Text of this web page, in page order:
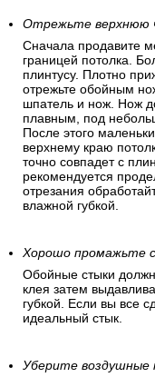
Отрежьте верхнюю
Сначала продавите
границей потолка.
плинтусу. Плотно
отрежьте обойным
шпатель и нож. Нож
плавным, под
После этого
верхнему краю
точно совпадет с
рекомендуется
отрезания
влажной губкой.
Хорошо промажьте
Обойные стыки
клея затем
губкой. Если вы все
идеальный стык.
Уберите воздушные